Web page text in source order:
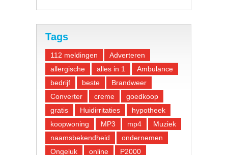
Tags
112 meldingen
Adverteren
allergische
alles in 1
Ambulance
bedrijf
beste
Brandweer
Converter
creme
goedkoop
gratis
Huidirritaties
hypotheek
koopwoning
MP3 mp4
Muziek
naamsbekendheid
ondernemen
Ongeluk
online P2000